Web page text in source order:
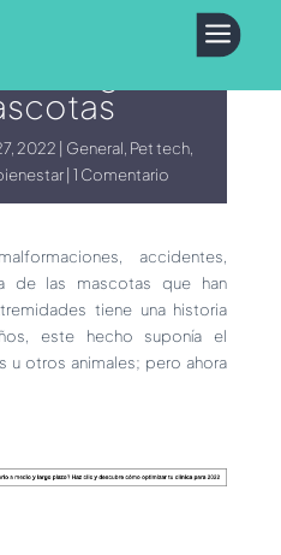
a
2022 General Pet tech
1 Comentario
accidentes,
de las mascotas que han
tiene una historia
este hecho suponía el
u otros animales; pero ahora